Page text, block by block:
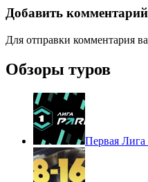
Добавить комментарий
Для отправки комментария
Обзоры туров
Первая Лига